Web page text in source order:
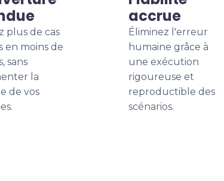
plus de cas
en moins de
sans
la
de vos
accrue
Éliminez l'erreur
humaine grâce à
une exécution
rigoureuse et
reproductible des
scénarios.